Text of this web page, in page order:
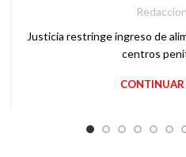
Redaccion
Justicia restringe ingreso de
centros
CONTINUAR